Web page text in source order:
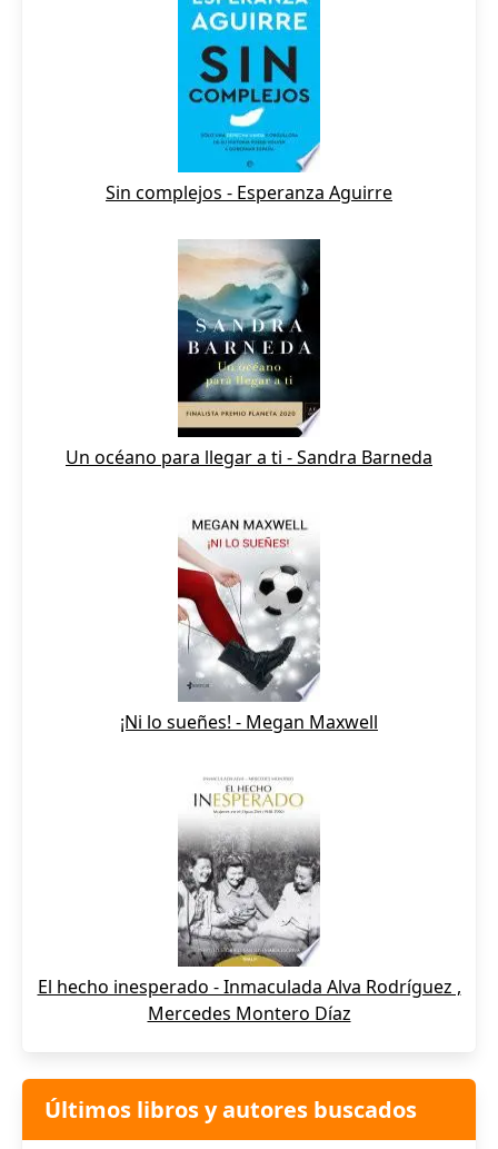
Sin complejos - Esperanza Aguirre
Un océano para llegar a ti - Sandra Barneda
¡Ni lo sueñes! - Megan Maxwell
El hecho inesperado - Inmaculada Alva Rodríguez ,
Mercedes Montero Díaz
Últimos libros y autores buscados